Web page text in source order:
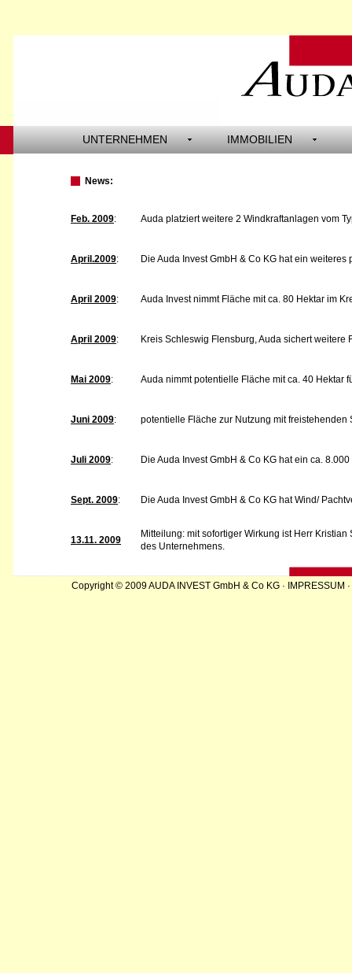
UNTERNEHMEN IMMOBILIEN
News:
Feb. 2009: Auda platziert weitere 2 Windkraftanlagen vom
April.2009: Die Auda Invest GmbH & Co KG hat ein
April 2009: Auda Invest nimmt Fläche mit ca. 80 Hektar im
April 2009: Kreis Schleswig Flensburg, Auda sichert weitere
Mai 2009: Auda nimmt potentielle Fläche mit ca. 40 Hektar
Juni 2009: potentielle Fläche zur Nutzung mit
Juli 2009: Die Auda Invest GmbH & Co KG hat ein ca.
Sept. 2009: Die Auda Invest GmbH & Co KG hat Wind/
13.11. 2009
Mitteilung: mit sofortiger Wirkung ist Herr
des Unternehmens.
Copyright © 2009 AUDA INVEST GmbH & Co KG · IMPRESSUM ·